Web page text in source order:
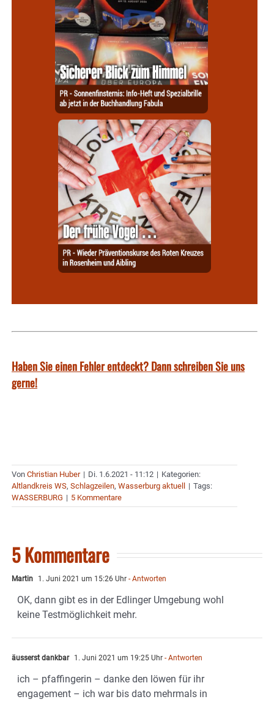
Haben Sie einen Fehler entdeckt? Dann schreiben Sie uns
gerne!
Von Christian Huber | Di. 1.6.2021 - 11:12 | Kategorien:
Altlandkreis WS, Schlagzeilen, Wasserburg aktuell | Tags:
WASSERBURG | 5 Kommentare
5 Kommentare
Martin 1. Juni 2021 um 15:26 Uhr - Antworten
OK, dann gibt es in der Edlinger Umgebung wohl
keine Testmöglichkeit mehr.
äusserst dankbar 1. Juni 2021 um 19:25 Uhr - Antworten
ich – pfaffingerin – danke den löwen für ihr
engagement – ich war bis dato mehrmals in